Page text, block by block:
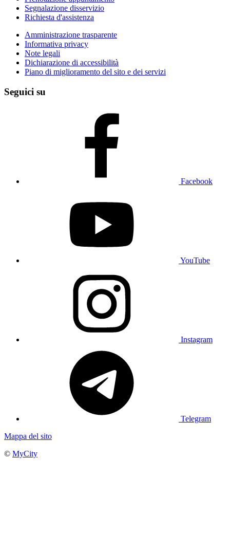
Segnalazione disservizio
Richiesta d'assistenza
Amministrazione trasparente
Informativa privacy
Note legali
Dichiarazione di accessibilità
Piano di miglioramento del sito e dei servizi
Seguici su
Facebook
YouTube
Instagram
Telegram
Mappa del sito
© MyCity